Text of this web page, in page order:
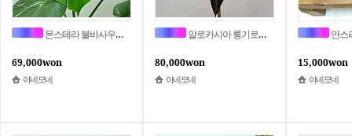
몬스테라 불바사우르,몬스테라 델리시오사 불바사우르A1132-동일품배송,높이 45cm,너비 34cm
69,000won
아네모네
알로카시아 롱기로바 퍼플A1134-동일품배송,무료배송,높이 50cm,너비 9cm
80,000won
아네모네
안스리움 비타리
15,000won
아네모네